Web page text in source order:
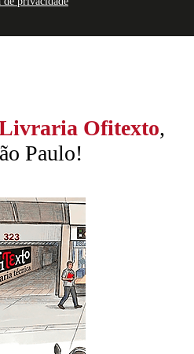
Ofitexto,
Paulo!